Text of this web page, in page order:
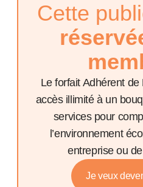
Cette
Le forfait Adhérent
accès illimité à un
services pour
l’environnement
entreprise ou
Je veux